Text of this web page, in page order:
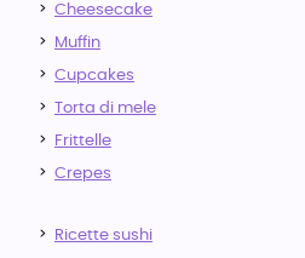
Cheesecake
Muffin
Cupcakes
Torta di mele
Frittelle
Crepes
Ricette sushi